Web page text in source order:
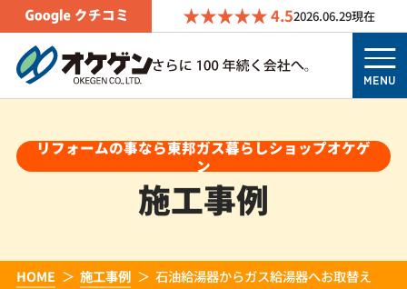
4.52026.06.29現在
MENU
リフォームの事なら東邦ガス暮らしショップオケゲ
ン
施工事例
HOME 施工事例 石油給湯器からガス給湯器へお取替え